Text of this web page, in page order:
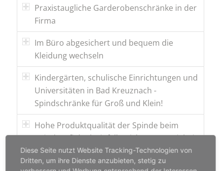
Praxistaugliche Garderobenschränke in der
Firma
Im Büro abgesichert und bequem die
Kleidung wechseln
Kindergärten, schulische Einrichtungen und
Universitäten in Bad Kreuznach -
Spindschränke für Groß und Klein!
Hohe Produktqualität der Spinde beim
Spindprofi dank einfallsreichem Materialmix
Günstige Preise, riesiges Sortiment, schnelle
Diese Seite nutzt Website Tracking-Technologien von
Dritten, um ihre Dienste anzubieten, stetig zu